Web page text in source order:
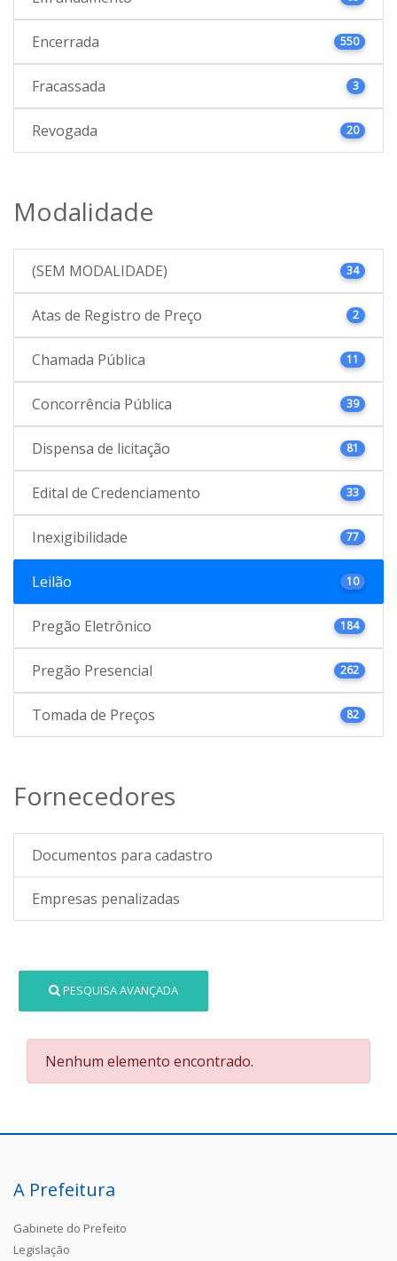
Encerrada 550
Fracassada 3
Revogada 20
Modalidade
(SEM MODALIDADE) 34
Atas de Registro de Preço 2
Chamada Pública 11
Concorrência Pública 39
Dispensa de licitação 81
Edital de Credenciamento 33
Inexigibilidade 77
Leilão 10
Pregão Eletrônico 184
Pregão Presencial 262
Tomada de Preços 82
Fornecedores
Documentos para cadastro
Empresas penalizadas
PESQUISA AVANÇADA
Nenhum elemento encontrado.
A Prefeitura
Gabinete do Prefeito
Legislação